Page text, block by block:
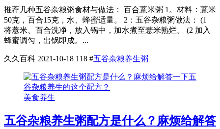
推荐几种五谷杂粮粥食材与做法： 百合薏米粥 1。材料：薏米
50克，百合15克，水、蜂蜜适量。 2：五谷杂粮粥做法： (1
将薏米、百合洗净，放入锅中，加水煮至薏米熟烂。 (2 加入
蜂蜜调匀，出锅即成。...
久久百科 2021-10-18 118 #五谷杂粮养生粥
美食养生
五谷杂粮养生粥配方是什么？麻烦给解答